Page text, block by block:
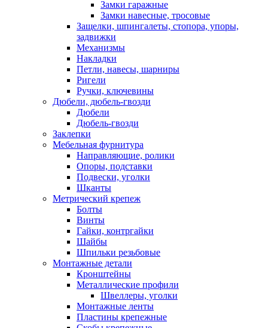
Замки гаражные
Замки навесные, тросовые
Защелки, шпингалеты, стопора, упоры,
задвижки
Механизмы
Накладки
Петли, навесы, шарниры
Ригели
Ручки, ключевины
Дюбели, дюбель-гвозди
Дюбели
Дюбель-гвозди
Заклепки
Мебельная фурнитура
Направляющие, ролики
Опоры, подставки
Подвески, уголки
Шканты
Метрический крепеж
Болты
Винты
Гайки, контргайки
Шайбы
Шпильки резьбовые
Монтажные детали
Кронштейны
Металлические профили
Швеллеры, уголки
Монтажные ленты
Пластины крепежные